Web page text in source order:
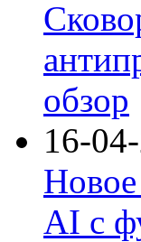
обзор
16-
AI с